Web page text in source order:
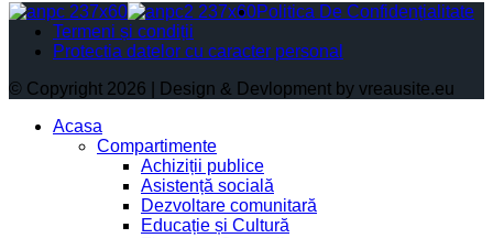
Politica De Confidențialitate
Termeni și condiții
Protectia datelor cu caracter personal
© Copyright 2026 | Design & Devlopment by vreausite.eu
Acasa
Compartimente
Achiziții publice
Asistență socială
Dezvoltare comunitară
Educație și Cultură